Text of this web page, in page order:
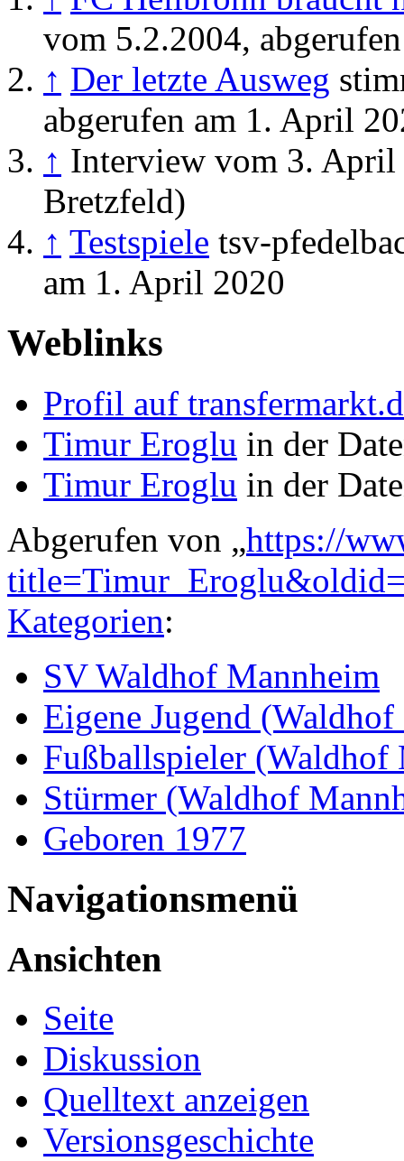
vom 5.2.2004,
↑ Der letzte Ausweg
abgerufen am 1. April
↑ Interview vom 3. April
Bretzfeld)
↑ Testspiele tsv-
am 1. April 2020
Weblinks
Profil auf
Timur Eroglu in der
Timur Eroglu in der
Abgerufen von „https://
Kategorien:
SV Waldhof Mannheim
Eigene Jugend
Fußballspieler (Waldhof
Stürmer (Waldhof
Geboren 1977
Navigationsmenü
Ansichten
Seite
Diskussion
Quelltext anzeigen
Versionsgeschichte